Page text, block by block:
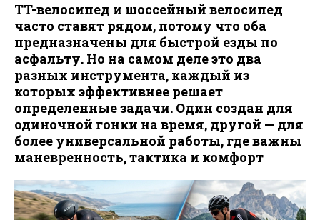
TT-велосипед и шоссейный велосипед
часто ставят рядом, потому что оба
предназначены для быстрой езды по
асфальту. Но на самом деле это два
разных инструмента, каждый из
которых эффективнее решает
определенные задачи. Один создан для
одиночной гонки на время, другой — для
более универсальной работы, где важны
маневренность, тактика и комфорт